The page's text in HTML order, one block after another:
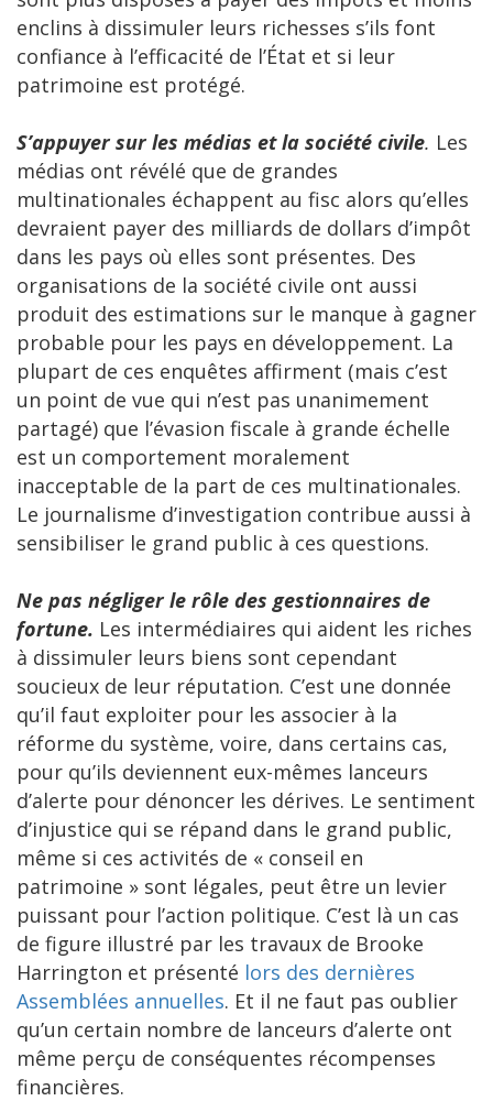
enclins à dissimuler leurs richesses s’ils font
confiance à l’efficacité de l’État et si leur
patrimoine est protégé.
S’appuyer sur les médias et la société civile. Les
médias ont révélé que de grandes
multinationales échappent au fisc alors qu’elles
devraient payer des milliards de dollars d’impôt
dans les pays où elles sont présentes. Des
organisations de la société civile ont aussi
produit des estimations sur le manque à gagner
probable pour les pays en développement. La
plupart de ces enquêtes affirment (mais c’est
un point de vue qui n’est pas unanimement
partagé) que l’évasion fiscale à grande échelle
est un comportement moralement
inacceptable de la part de ces multinationales.
Le journalisme d’investigation contribue aussi à
sensibiliser le grand public à ces questions.
Ne pas négliger le rôle des gestionnaires de
fortune. Les intermédiaires qui aident les riches
à dissimuler leurs biens sont cependant
soucieux de leur réputation. C’est une donnée
qu’il faut exploiter pour les associer à la
réforme du système, voire, dans certains cas,
pour qu’ils deviennent eux-mêmes lanceurs
d’alerte pour dénoncer les dérives. Le sentiment
d’injustice qui se répand dans le grand public,
même si ces activités de « conseil en
patrimoine » sont légales, peut être un levier
puissant pour l’action politique. C’est là un cas
de figure illustré par les travaux de Brooke
Harrington et présenté lors des dernières
Assemblées annuelles. Et il ne faut pas oublier
qu’un certain nombre de lanceurs d’alerte ont
même perçu de conséquentes récompenses
financières.